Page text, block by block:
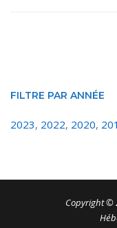
FILTRE PAR ANNÉE
2023, 2022, 2020,
Copyright ©